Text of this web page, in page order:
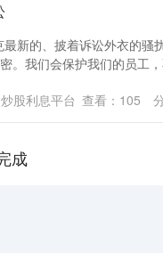
新的、披着诉讼外衣的骚
。我们会保护我们的员工
股利息平台 查看： 105
成